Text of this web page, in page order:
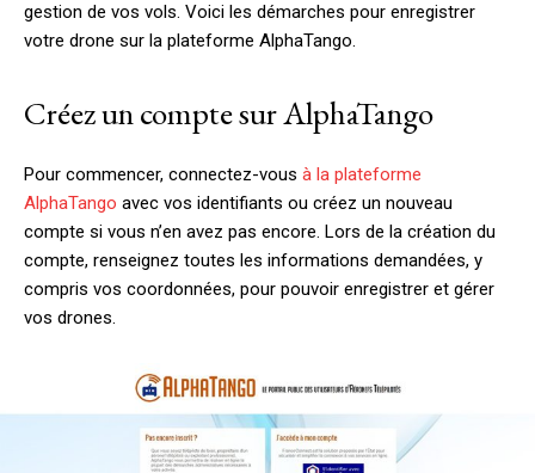
gestion de vos vols. Voici les démarches pour enregistrer
votre drone sur la plateforme AlphaTango.
Créez un compte sur AlphaTango
Pour commencer, connectez-vous à la plateforme
AlphaTango avec vos identifiants ou créez un nouveau
compte si vous n’en avez pas encore. Lors de la création du
compte, renseignez toutes les informations demandées, y
compris vos coordonnées, pour pouvoir enregistrer et gérer
vos drones.